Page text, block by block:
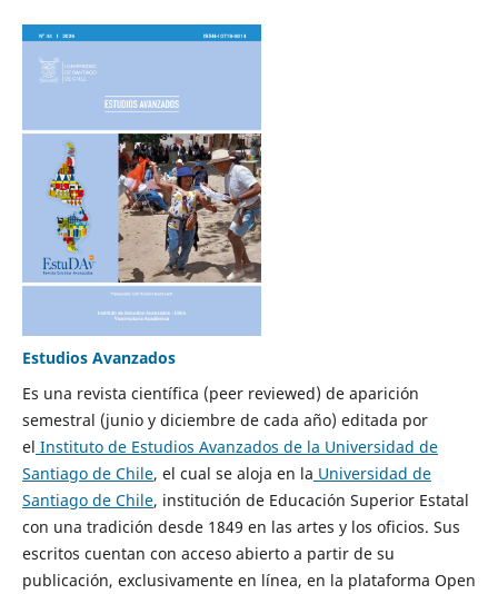
Estudios Avanzados
Es una revista científica (peer reviewed) de aparición
semestral (junio y diciembre de cada año) editada por
el Instituto de Estudios Avanzados de la Universidad de
Santiago de Chile, el cual se aloja en la Universidad de
Santiago de Chile, institución de Educación Superior Estatal
con una tradición desde 1849 en las artes y los oficios. Sus
escritos cuentan con acceso abierto a partir de su
publicación, exclusivamente en línea, en la plataforma Open